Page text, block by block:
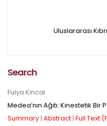
makaleler için yazarlara
APC bilgi mesajı
ulaşmadan ödeme yapan
Uluslararası
Search
Fulya Kincal
Medea’nın Ağıtı: Kinestetik Bir
Summary| Abstract| Full Text